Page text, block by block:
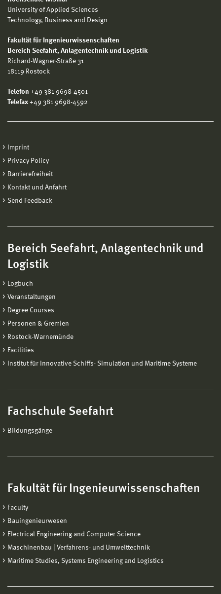
University of Applied Sciences
Technology, Business and Design
Fakultät für Ingenieurwissenschaften
Bereich Seefahrt, Anlagentechnik und Logistik
Richard-Wagner-Straße 31
18119 Rostock
Telefon +49 381 9698-4501
Telefax +49 381 9698-4592
Imprint
Privacy Policy
Barrierefreiheit
Kontakt und Anfahrt
Send Feedback
Bereich Seefahrt, Anlagentechnik und
Logistik
Logbuch
Veranstaltungen
Degree Courses
Personen & Gremien
Rostock-Warnemünde
Facilities
Institut für Innovative Schiffs- Simulation und Maritime Systeme
Fachschule Seefahrt
Bildungsgänge
Fakultät für Ingenieurwissenschaften
Faculty
Bauingenieurwesen
Electrical Engineering and Computer Science
Maschinenbau | Verfahrens- und Umwelttechnik
Maritime Studies, Systems Engineering and Logistics